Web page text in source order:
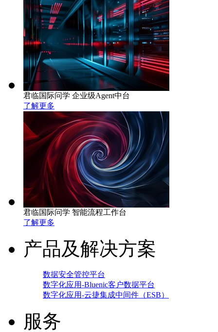
君临国际问学 企业级Agent中台
了解更多
君临国际问学 智能流程工作台
了解更多
产品及解决方案
数据安全管控平台
数字化应用-Bluenic客户数据平台
数字化应用-云捷集成中间件（ESB）
服务